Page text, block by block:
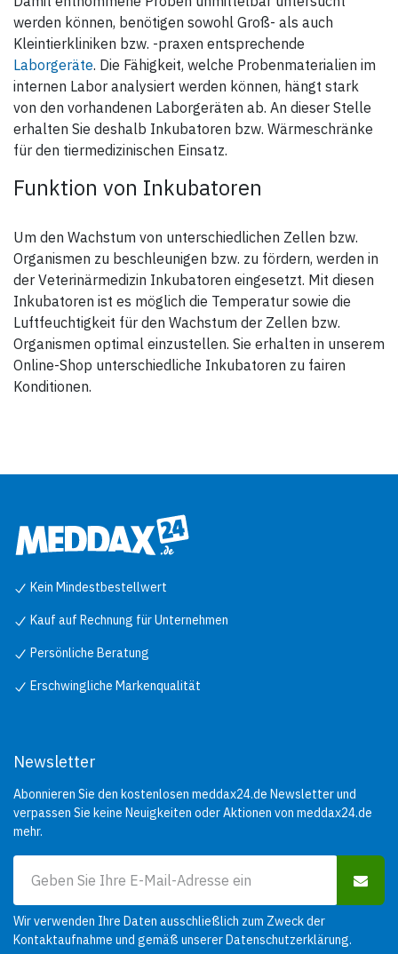
werden können, benötigen sowohl Groß- als auch
Kleintierkliniken bzw. -praxen entsprechende
Laborgeräte. Die Fähigkeit, welche Probenmaterialien im
internen Labor analysiert werden können, hängt stark
von den vorhandenen Laborgeräten ab. An dieser Stelle
erhalten Sie deshalb Inkubatoren bzw. Wärmeschränke
für den tiermedizinischen Einsatz.
Funktion von Inkubatoren
Um den Wachstum von unterschiedlichen Zellen bzw.
Organismen zu beschleunigen bzw. zu fördern, werden in
der Veterinärmedizin Inkubatoren eingesetzt. Mit diesen
Inkubatoren ist es möglich die Temperatur sowie die
Luftfeuchtigkeit für den Wachstum der Zellen bzw.
Organismen optimal einzustellen. Sie erhalten in unserem
Online-Shop unterschiedliche Inkubatoren zu fairen
Konditionen.
Kein Mindestbestellwert
Kauf auf Rechnung für Unternehmen
Persönliche Beratung
Erschwingliche Markenqualität
Newsletter
Abonnieren Sie den kostenlosen meddax24.de Newsletter und
verpassen Sie keine Neuigkeiten oder Aktionen von meddax24.de
mehr.
Wir verwenden Ihre Daten ausschließlich zum Zweck der
Kontaktaufnahme und gemäß unsererDatenschutzerklärung.